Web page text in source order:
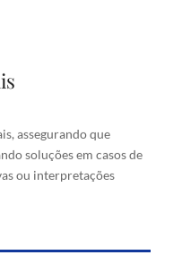
assegurando que
soluções em casos de
ou interpretações
e buscando soluções
cláusulas abusivas